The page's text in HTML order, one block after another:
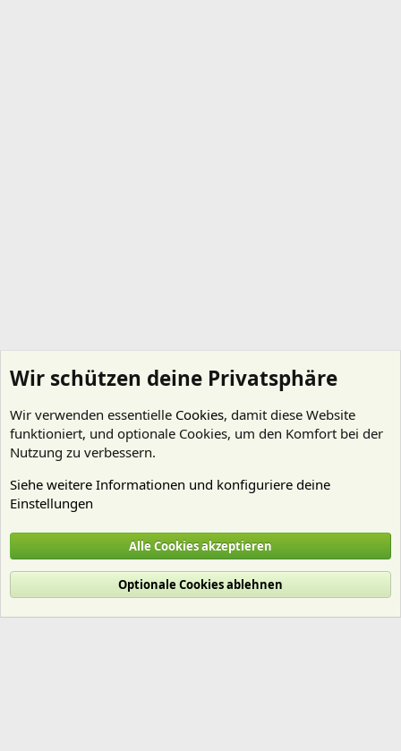
Cookies
Deutsch (Du)
Nutzungsbedingungen
Datenschutz Hilfe und Impressum
R
Wir schützen deine Privatsphäre
Wir verwenden essentielle Cookies, damit diese Website
funktioniert, und optionale Cookies, um den Komfort bei der
Nutzung zu verbessern.
Siehe weitere Informationen und konfiguriere deine
Einstellungen
Alle Cookies akzeptieren
Optionale Cookies ablehnen